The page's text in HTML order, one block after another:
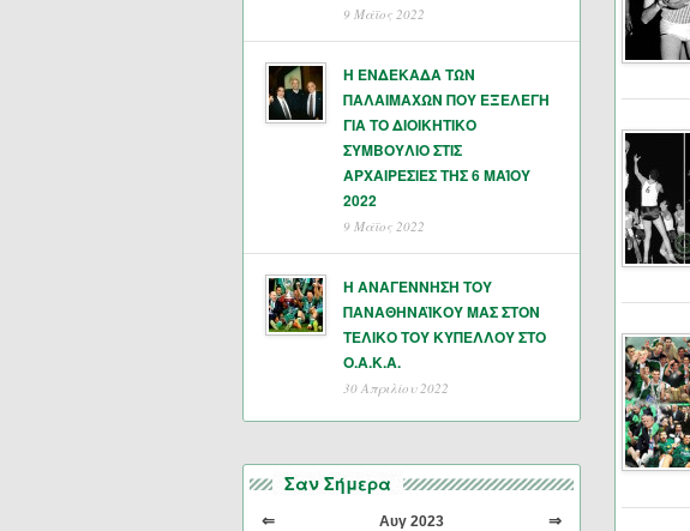
9 Μάϊος 2022
Η ΕΝΔΕΚΑΔΑ ΤΩΝ
ΠΑΛΑΙΜΑΧΩΝ ΠΟΥ ΕΞΕΛΕΓΗ
ΓΙΑ ΤΟ ΔΙΟΙΚΗΤΙΚΟ
ΣΥΜΒΟΥΛΙΟ ΣΤΙΣ
ΑΡΧΑΙΡΕΣΙΕΣ ΤΗΣ 6 ΜΑΊΟΥ
2022
9 Μάϊος 2022
Η ΑΝΑΓΕΝΝΗΣΗ ΤΟΥ
ΠΑΝΑΘΗΝΑΪΚΟΥ ΜΑΣ ΣΤΟΝ
ΤΕΛΙΚΟ ΤΟΥ ΚΥΠΕΛΛΟΥ ΣΤΟ
Ο.Α.Κ.Α.
30 Απριλίου 2022
Σαν Σήμερα
⇐ Αυγ 2023 ⇒